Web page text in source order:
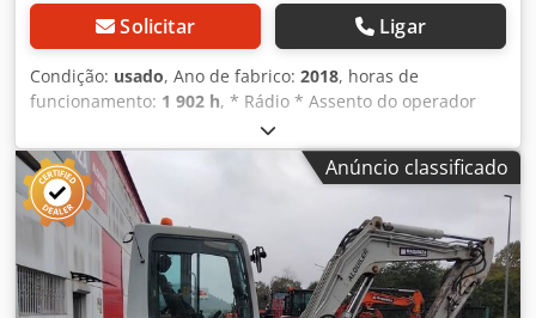
Solicitar Ligar
Condição: usado, Ano de fabrico: 2018, horas de
funcionamento: 1 902 h, * Rádio * Assento do operador
com suspensão Dksdey Iudgspfx Aiger ----Montagem:
Cabina ROPS com aquecimento, lâmina niveladora
1840x430mm, largura da esteira aprox. 400mm, sistema
hidráulico de engate rápido com motor pivotante
(Powertilt), 4 conexões hidráulicas adicionais, balde de
escavação 750mm. Motor diesel Yanmar de 4 cilindros,
29,5 kW, 2 velocidades de deslocamento 2,8-5,2 km/h
Venda somente para clientes empresariais. EM CASO DE
Anúncio classificado